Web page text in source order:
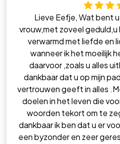
Lieve Eefje, Wat bent
vrouw,met zoveel
verwarmd met liefde en
wanneer ik het moeilijk
daarvoor ,zoals u alles
dankbaar dat u op mijn
vertrouwen geeft in alles
doelen in het leven die
woorden tekort om te
dankbaar ik ben dat u er
een byzonder en zeer